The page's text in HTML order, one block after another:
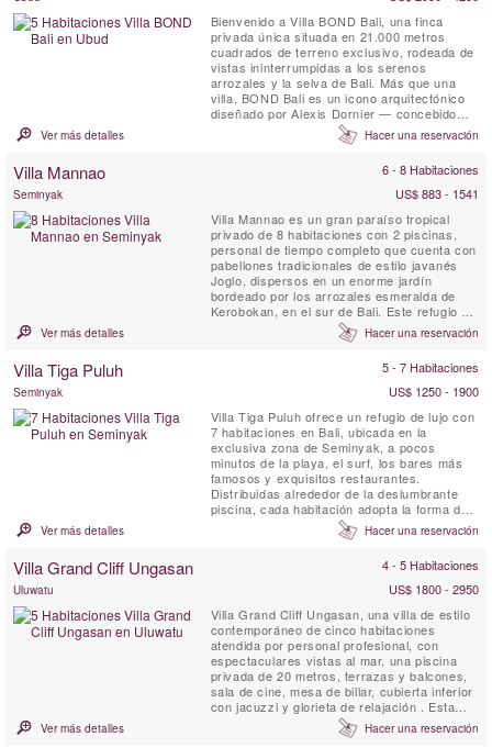
Bienvenido a Villa BOND Bali, una finca
privada única situada en 21.000 metros
cuadrados de terreno exclusivo, rodeada de
vistas ininterrumpidas a los serenos
arrozales y la selva de Bali. Más que una
villa, BOND Bali es un icono arquitectónico
diseñado por Alexis Dornier — concebido
para despertar los sentidos y llevarte de
regreso a la serenidad. La experiencia se
cuidadosamente diseñadas, un jardín de
Ver más detalles Hacer una reservación
Villa Mannao 6 - 8 Habitaciones
Seminyak
US$ 883 - 1541
Villa Mannao es un gran paraíso tropical
privado de 8 habitaciones con 2 piscinas,
personal de tiempo completo que cuenta con
pabellones tradicionales de estilo javanés
Joglo, dispersos en un enorme jardín
bordeado por los arrozales esmeralda de
Kerobokan, en el sur de Bali. Este refugio de
vacaciones está diseñado para familias
numerosas o grupos de amigos que desean
cerca del destino turístico más moderno y
Ver más detalles Hacer una reservación
Villa Tiga Puluh 5 - 7 Habitaciones
Seminyak
US$ 1250 - 1900
Villa Tiga Puluh ofrece un refugio de lujo con
7 habitaciones en Bali, ubicada en la
exclusiva zona de Seminyak, a pocos
minutos de la playa, el surf, los bares más
famosos y exquisitos restaurantes.
Distribuidas alrededor de la deslumbrante
piscina, cada habitación adopta la forma de
un bungalow privado, proporcionando el
equilibrio perfecto entre momentos en grupo
una cena espectacular en casa preparada
Ver más detalles Hacer una reservación
Villa Grand Cliff Ungasan 4 - 5 Habitaciones
Uluwatu
US$ 1800 - 2950
Villa Grand Cliff Ungasan, una villa de estilo
contemporáneo de cinco habitaciones
atendida por personal profesional, con
espectaculares vistas al mar, una piscina
privada de 20 metros, terrazas y balcones,
sala de cine, mesa de billar, cubierta inferior
con jacuzzi y glorieta de relajación . Esta
villa excepcional en Bali está ubicada en los
terrenos de un resort de lujo en lo alto de un
Ver más detalles Hacer una reservación